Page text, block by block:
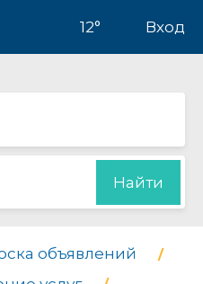
12° Вход
Найти
объявлений